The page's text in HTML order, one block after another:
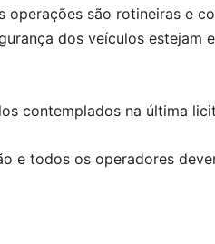
operações são rotineiras e
dos veículos estejam
contemplados na última
e todos os operadores